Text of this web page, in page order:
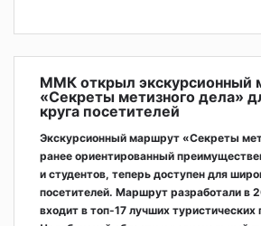
ММК открыл экскурсионный
«Секреты метизного дела»
круга посетителей
Экскурсионный маршрут «Секреты
ранее ориентированный
и студентов, теперь доступен для
посетителей. Маршрут разработали в
входит в топ-17 лучших туристических